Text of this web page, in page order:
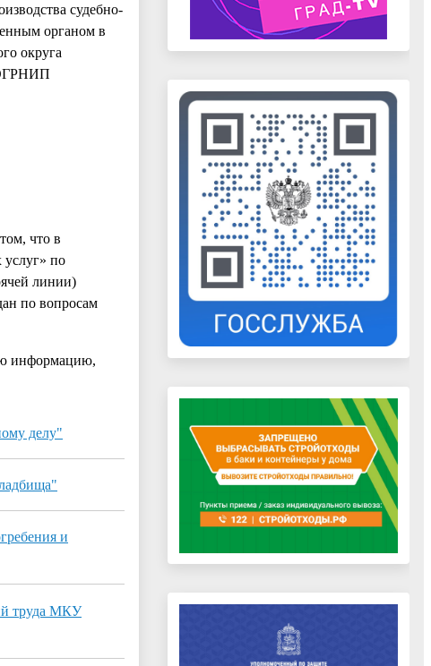
судебно-
органом в
округа
что в
по
линии)
по вопросам
информацию,
делу"
и
труда МКУ